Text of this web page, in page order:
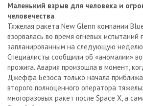
Маленький взрыв для человека и
человечества
Тяжелая ракета New Glenn компании
взорвалась во время огневых испытаний
запланированным на следующую неделю
Специалисты сообщили об «аномалии»
прожига. Авария произошла в момент,
Джеффа Безоса только начала
второго полноценного оператора
многоразовых ракет после Space X, а